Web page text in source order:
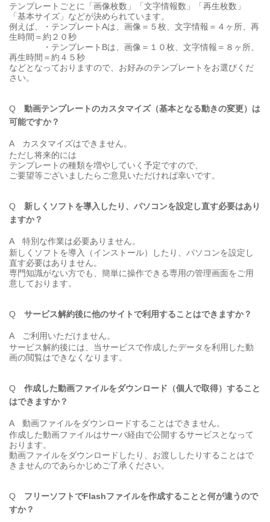
テンプレートごとに「画像枚数」「文字情報数」「再生枚数」
「基本サイズ」などが決められています。
例えば、・テンプレートAは、画像＝５枚、文字情報＝４ヶ所、再
生時間＝約２０秒
・テンプレートBは、画像＝１０枚、文字情報＝８ヶ所、
再生時間＝約４５秒
などとなっておりますので、お好みのテンプレートをお選びくだ
さい。
Q 動画テンプレートのカスタマイズ（基本となる動きの変更）は
可能ですか？
A カスタマイズはできません。
ただし将来的には
テンプレートの種類を増やしていく予定ですので、
ご要望等ございましたらご意見いただければ幸いです。
Q 新しくソフトを導入したり、パソコンを設定し直す必要はあり
ますか？
A 特別な作業は必要ありません。
新しくソフトを導入（インストール）したり、パソコンを設定し
直す必要はありません。
専門知識がない方でも、簡単に操作できる専用の管理画面をご用
意しております。
Q サービス解約後に他のサイトで利用することはできますか？
A ご利用いただけません。
サービス解約後には、当サービスで作成したデータを利用した動
画の閲覧はできなくなります。
Q 作成した動画ファイルをダウンロード（個人で取得）すること
はできますか？
A 動画ファイルをダウンロードすることはできません。
作成した動画ファイルはサーバ経由で公開するサービスとなって
おります。
動画ファイルをダウンロードしたり、お渡ししたりすることはで
きませんのであらかじめご了承ください。
Q フリーソフトでFlashファイルを作成することと何が違うので
すか？